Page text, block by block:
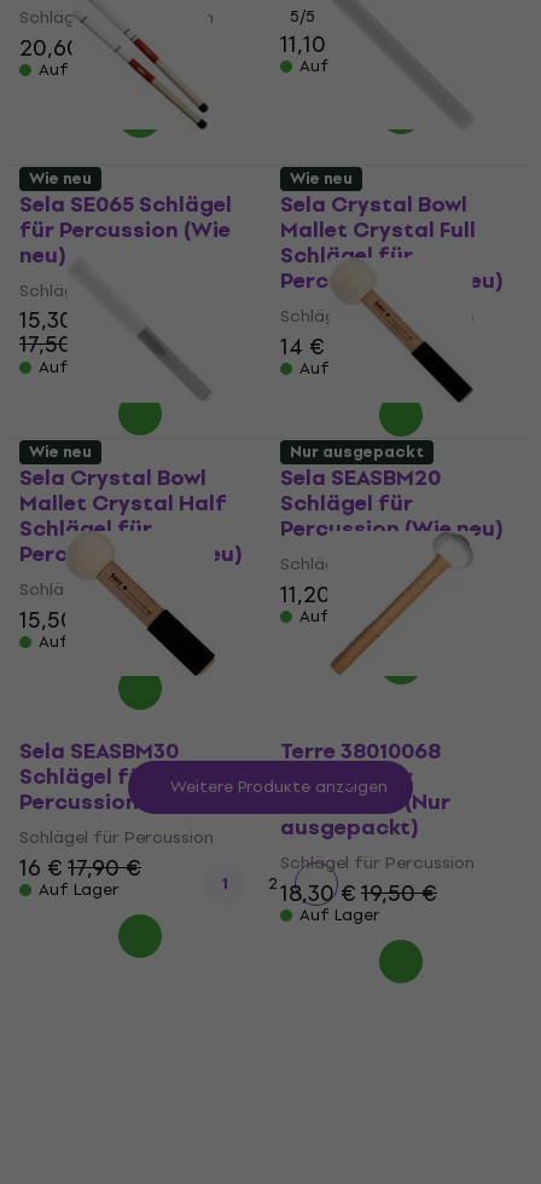
Schlägel für Percussion
20,60 €21 €
Auf Lager
5/5
11,10 €
Auf Lager
Sela SE065 Schlägel
für Percussion (Wie
neu)
Schlägel für Percussion
15,30 €
17,50 €
- 13 %
Auf Lager
Sela Crystal Bowl
Mallet Crystal Full
Schlägel für
Percussion (Wie neu)
Schlägel für Percussion
14 €
Auf Lager
Wie neu
Sela Crystal Bowl
Mallet Crystal Half
Schlägel für
Percussion (Wie neu)
Schlägel für Percussion
15,50 € 15,80 €
Auf Lager
Wie neu
Sela SEASBM20
Schlägel für
Percussion (Wie neu)
Schlägel für Percussion
11,20 € 13 €
Auf Lager
Wie neu
Sela SEASBM30
Schlägel für
Percussion (Wie neu)
Schlägel für Percussion
16 €17,90 €
Auf Lager
Nur ausgepackt
Terre 38010068
Schlägel für
Percussion (Nur
ausgepackt)
Schlägel für Percussion
18,30 €19,50 €
Auf Lager
Weitere Produkte anzeigen
1 2